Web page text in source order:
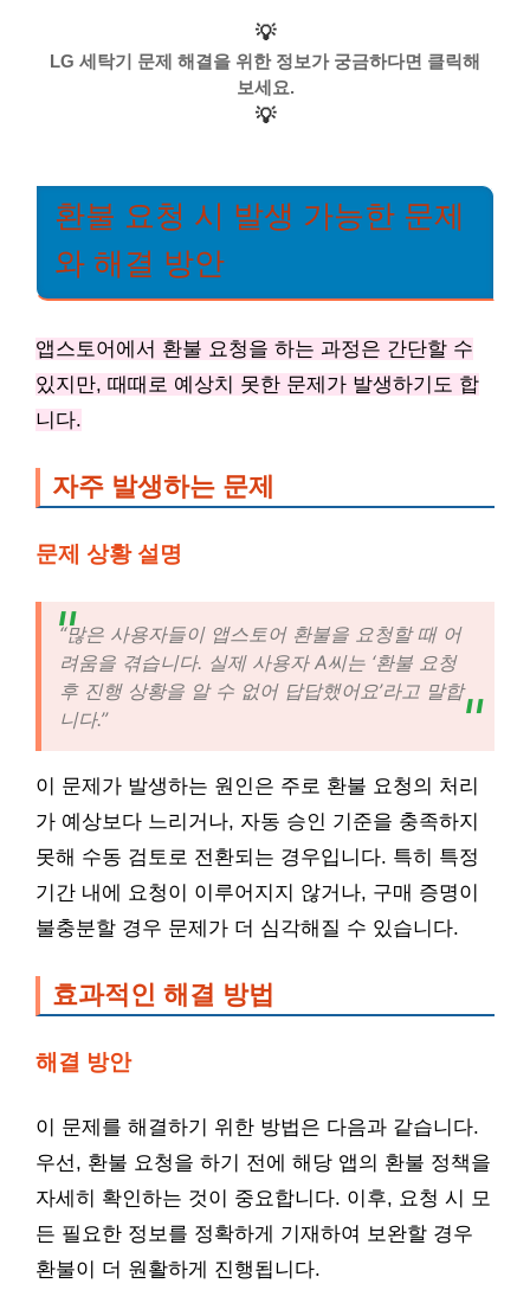
💡
LG 세탁기 문제 해결을 위한 정보가 궁금하다면 클릭해
보세요.
💡
환불 요청 시 발생 가능한 문제
와 해결 방안
앱스토어에서 환불 요청을 하는 과정은 간단할 수
있지만, 때때로 예상치 못한 문제가 발생하기도 합
니다.
자주 발생하는 문제
문제 상황 설명
“많은 사용자들이 앱스토어 환불을 요청할 때 어
려움을 겪습니다. 실제 사용자 A씨는 ‘환불 요청
후 진행 상황을 알 수 없어 답답했어요’라고 말합
니다.”
이 문제가 발생하는 원인은 주로 환불 요청의 처리
가 예상보다 느리거나, 자동 승인 기준을 충족하지
못해 수동 검토로 전환되는 경우입니다. 특히 특정
기간 내에 요청이 이루어지지 않거나, 구매 증명이
불충분할 경우 문제가 더 심각해질 수 있습니다.
효과적인 해결 방법
해결 방안
이 문제를 해결하기 위한 방법은 다음과 같습니다.
우선, 환불 요청을 하기 전에 해당 앱의 환불 정책을
자세히 확인하는 것이 중요합니다. 이후, 요청 시 모
든 필요한 정보를 정확하게 기재하여 보완할 경우
환불이 더 원활하게 진행됩니다.